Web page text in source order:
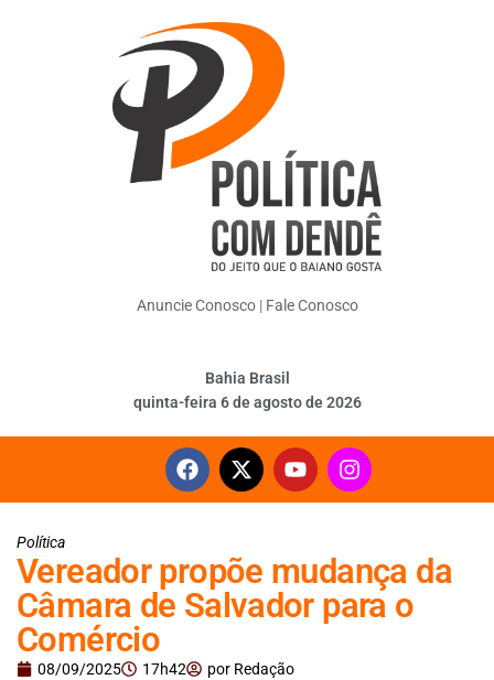
Anuncie Conosco| Fale Conosco
Bahia Brasil
quinta-feira 6 de agosto de 2026
Política
Vereador propõe mudança da
Câmara de Salvador para o
Comércio
08/09/2025 17h42 por Redação